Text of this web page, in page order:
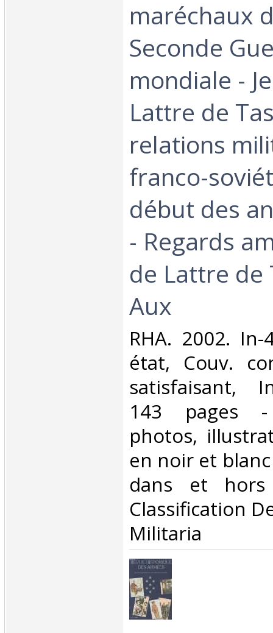
maréchaux
Seconde
mondiale -
Lattre de
relations
franco-
début des
- Regards
de Lattre de
Aux‎
‎RHA. 2002.
état, Couv.
satisfaisant,
143 pages -
photos,
en noir et
dans et
Classification
Militaria‎